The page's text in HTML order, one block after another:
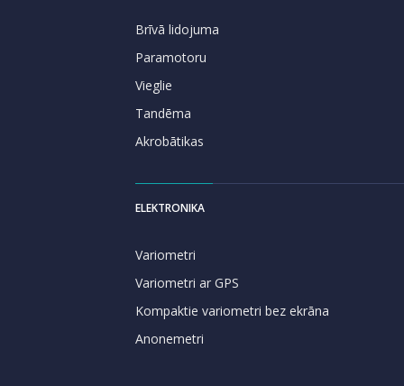
Brīvā lidojuma
Paramotoru
Vieglie
Tandēma
Akrobātikas
ELEKTRONIKA
Variometri
Variometri ar GPS
Kompaktie variometri bez ekrāna
Anonemetri